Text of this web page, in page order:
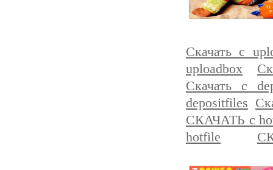
Скачать с
uploadbox
Скачать с
depositfiles
СКАЧАТЬ с
hotfile